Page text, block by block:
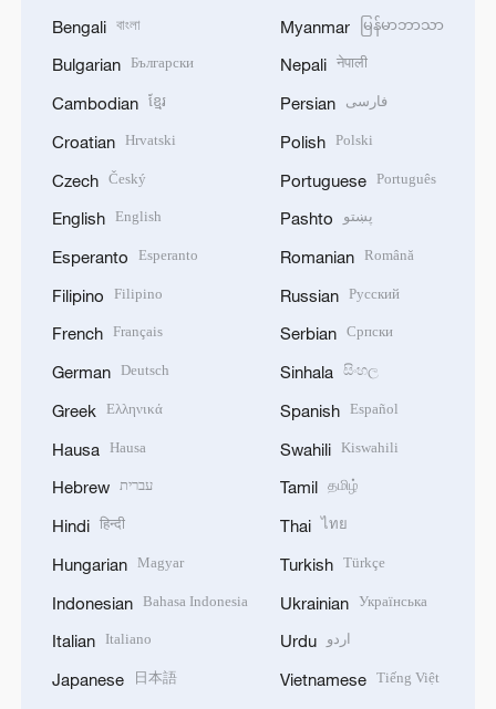
Bengali বাংলা
Bulgarian Български
Cambodian ខ្មែរ
Croatian Hrvatski
Czech Český
English English
Esperanto Esperanto
Filipino Filipino
French Français
German Deutsch
Greek Ελληνικά
Hausa Hausa
Hebrew עברית
Hindi हिन्दी
Hungarian Magyar
Indonesian Bahasa Indonesia
Italian Italiano
Japanese 日本語
Myanmar မြန်မာဘာသာ
Nepali नेपाली
Persian فارسی
Polish Polski
Portuguese Português
Pashto پښتو
Romanian Română
Russian Русский
Serbian Српски
Sinhala සිංහල
Spanish Español
Swahili Kiswahili
Tamil தமிழ்
Thai ไทย
Turkish Türkçe
Ukrainian Українська
Urdu اردو
Vietnamese Tiếng Việt